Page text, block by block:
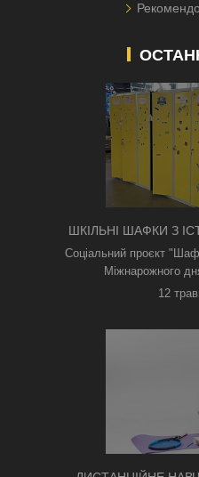
ШКІЛЬНІ ШАФКИ З
Соціальний проєкт
Міжнарожного
12